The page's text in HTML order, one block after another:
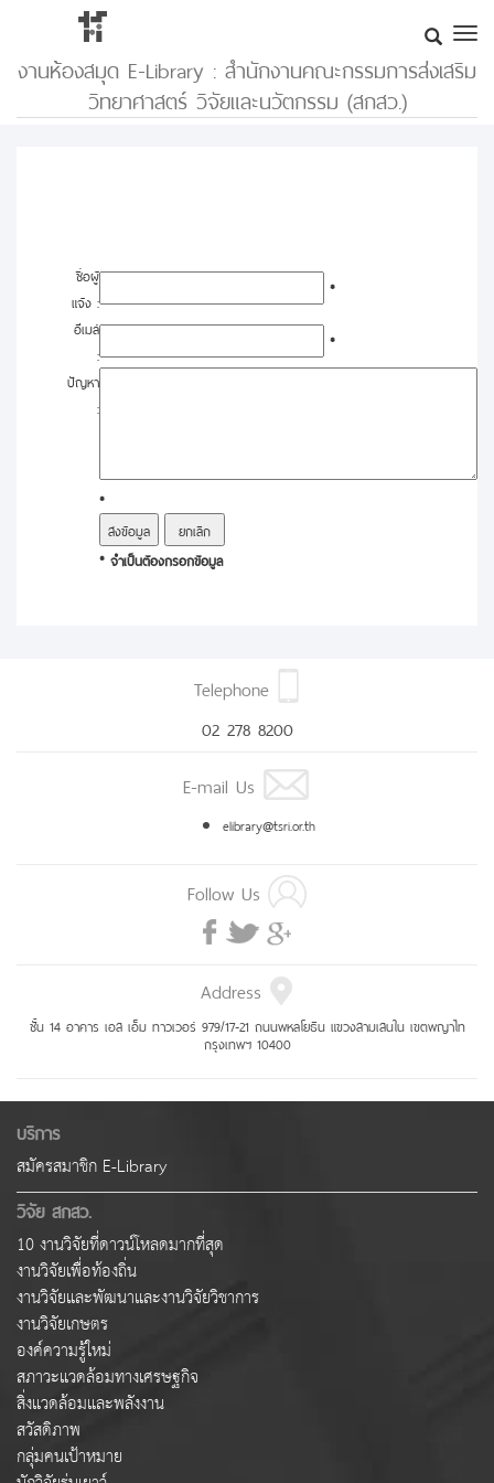
งานห้องสมุด E-Library : สำนักงานคณะกรรมการส่งเสริม
วิทยาศาสตร์ วิจัยและนวัตกรรม (สกสว.)
ชื่อผู้
แจ้ง :
*
อีเมล์
:
*
ปัญหา
:
*
* จำเป็นต้องกรอกข้อมูล
Telephone
02 278 8200
E-mail Us
elibrary@tsri.or.th
Follow Us
Address
ชั้น 14 อาคาร เอส เอ็ม ทาวเวอร์ 979/17-21 ถนนพหลโยธิน แขวงสามเสนใน เขตพญาไท
กรุงเทพฯ 10400
บริการ
สมัครสมาชิก E-Library
วิจัย สกสว.
10 งานวิจัยที่ดาวน์โหลดมากที่สุด
งานวิจัยเพื่อท้องถิ่น
งานวิจัยและพัฒนาและงานวิจัยวิชาการ
งานวิจัยเกษตร
องค์ความรู้ใหม่
สภาวะแวดล้อมทางเศรษฐกิจ
สิ่งแวดล้อมและพลังงาน
สวัสดิภาพ
กลุ่มคนเป้าหมาย